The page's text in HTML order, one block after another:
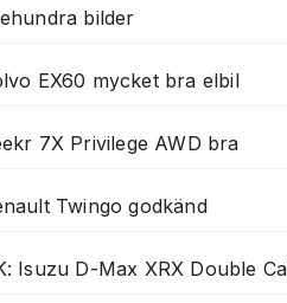
bilder
EX60 mycket bra elbil
7X Privilege AWD bra
Twingo godkänd
Isuzu D-Max XRX Double